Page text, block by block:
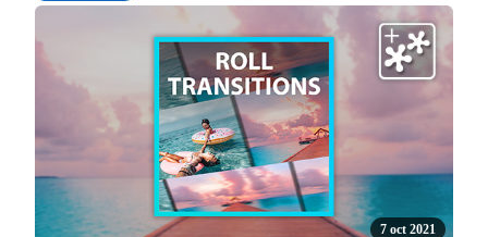
7 oct 2021